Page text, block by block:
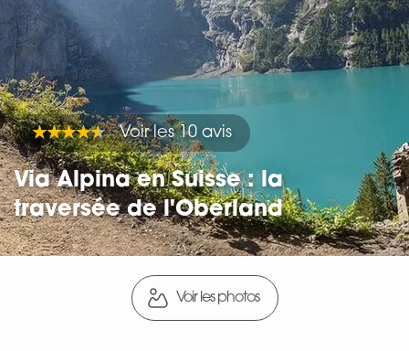
Voir les 10 avis
Via Alpina en Suisse : la
traversée de l'Oberland
Voir les photos